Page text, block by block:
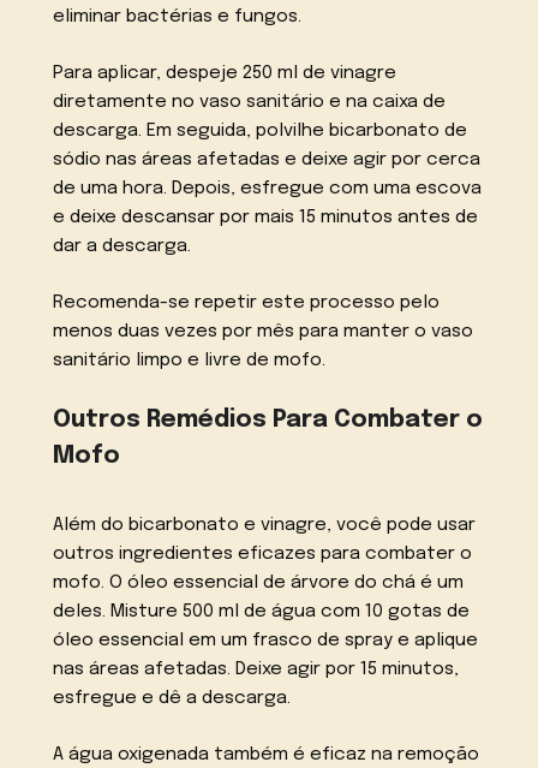
eliminar bactérias e fungos.
Para aplicar, despeje 250 ml de vinagre
diretamente no vaso sanitário e na caixa de
descarga. Em seguida, polvilhe bicarbonato de
sódio nas áreas afetadas e deixe agir por cerca
de uma hora. Depois, esfregue com uma escova
e deixe descansar por mais 15 minutos antes de
dar a descarga.
Recomenda-se repetir este processo pelo
menos duas vezes por mês para manter o vaso
sanitário limpo e livre de mofo.
Outros Remédios Para Combater o
Mofo
Além do bicarbonato e vinagre, você pode usar
outros ingredientes eficazes para combater o
mofo. O óleo essencial de árvore do chá é um
deles. Misture 500 ml de água com 10 gotas de
óleo essencial em um frasco de spray e aplique
nas áreas afetadas. Deixe agir por 15 minutos,
esfregue e dê a descarga.
A água oxigenada também é eficaz na remoção